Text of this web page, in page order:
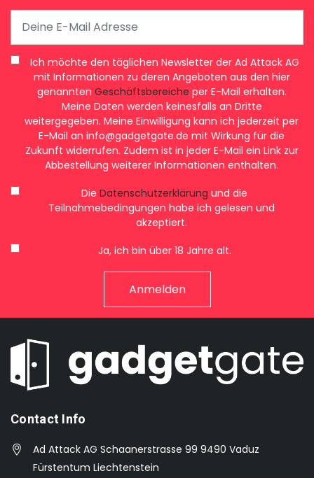
Ich möchte den täglichen Newsletter der Ad Attack AG
mit Informationen zu deren Angeboten aus den hier
genannten Geschäftsbereiche per E-Mail erhalten.
Meine Daten werden keinesfalls an Dritte
weitergegeben. Meine Einwilligung kann ich jederzeit per
E-Mail an info@gadgetgate.de mit Wirkung für die
Zukunft widerrufen. Zudem ist in jeder E-Mail ein Link zur
Abbestellung weiterer Informationen enthalten.
Die Datenschutzerklärung und die
Teilnahmebedingungen habe ich gelesen und
akzeptiert.
Ja, ich bin über 18 Jahre alt.
Contact Info
Ad Attack AG Schaanerstrasse 99 9490 Vaduz
Fürstentum Liechtenstein